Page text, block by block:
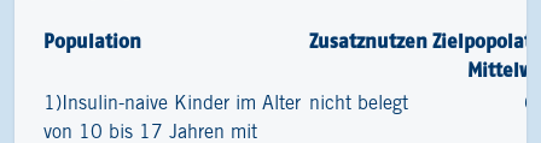
Population Zusatznutzen
1)Insulin-naive Kinder im Alter
von 10 bis 17 Jahren mit
nicht belegt